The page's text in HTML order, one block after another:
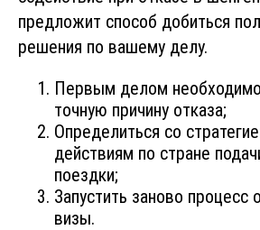
предложит способ добиться
решения по вашему делу.
Первым делом
точную причину отказа;
Определиться со
действиям по стране
поездки;
Запустить заново процесс
визы.